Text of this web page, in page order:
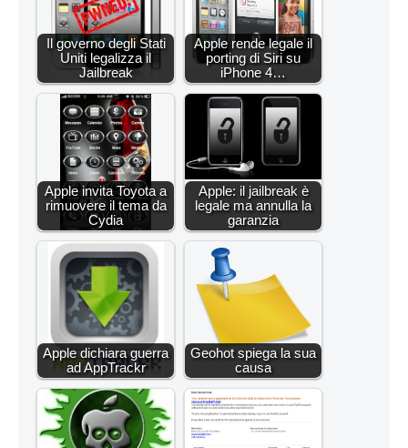
Il governo degli Stati
Uniti legalizza il
Jailbreak
Apple rende legale il
porting di Siri su
iPhone 4…
Apple invita Toyota a
rimuovere il tema da
Cydia
Apple: il jailbreak è
legale ma annulla la
garanzia
Apple dichiara guerra
ad AppTrackr
Geohot spiega la sua
causa